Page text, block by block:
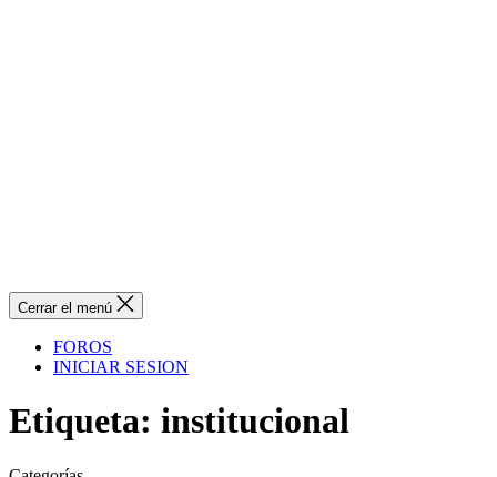
Cerrar el menú
FOROS
INICIAR SESION
Etiqueta: institucional